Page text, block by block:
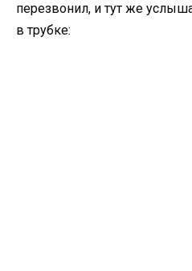
перезвонил, и тут же
в трубке: